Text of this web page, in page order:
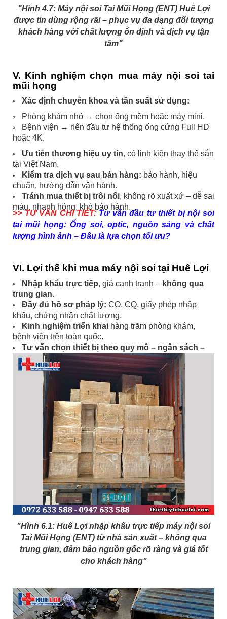
"Hình 4.7: Máy nội soi Tai Mũi Họng (ENT) Huê Lợi
được tin dùng rộng rãi – phục vụ đa dạng đối tượng
khách hàng với chất lượng ổn định và dịch vụ tận
tâm"
V. Kinh nghiệm chọn mua máy nội soi tai
mũi họng
Xác định chuyên khoa và tần suất sử dụng:
Phòng khám nhỏ → chọn ống mềm hoặc máy mini.
Bệnh viện → nên đầu tư hệ thống ống cứng Full HD
hoặc 4K.
Ưu tiên thương hiệu uy tín, có linh kiện thay thế sẵn
tại Việt Nam.
Kiểm tra dịch vụ sau bán hàng: bảo hành, hiệu
chuẩn, hướng dẫn vận hành.
Tránh mua thiết bị trôi nổi, không rõ xuất xứ – dễ sai
màu, nhanh hỏng, khó bảo hành.
>> TƯ VẤN CHI TIẾT: Tư vấn đầu tư thiết bị nội soi
tai mũi họng: Ống soi, optic, nguồn sáng và chất
lượng hình ảnh – Đâu là lựa chọn tối ưu?
VI. Lợi thế khi mua máy nội soi tại Huê Lợi
Nhập khẩu trực tiếp, giá cạnh tranh – không qua
trung gian.
Đầy đủ hồ sơ pháp lý: CO, CQ, giấy phép nhập
khẩu, chứng nhận chất lượng.
Kinh nghiệm triển khai hàng trăm phòng khám,
bệnh viện trên toàn quốc.
Tư vấn chọn thiết bị theo quy mô – ngân sách –
nhu cầu thực tế.
Dịch vụ trọn gói:
tư vấn – lắp đặt – hướng dẫn sử
dụng – đào tạo vận hành.
"Hình 6.1: Huê Lợi nhập khẩu trực tiếp máy nội soi
Tai Mũi Họng (ENT) từ nhà sản xuất – không qua
trung gian, đảm bảo nguồn gốc rõ ràng và giá tốt
cho khách hàng"